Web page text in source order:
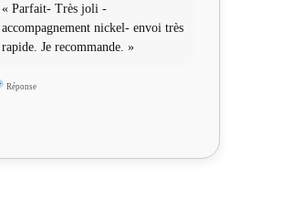
« Parfait- Très joli -
accompagnement nickel- envoi très
rapide. Je recommande. »
Réponse